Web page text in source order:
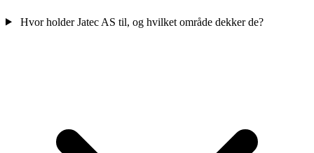
Hvor holder Jatec AS til, og hvilket område dekker de?